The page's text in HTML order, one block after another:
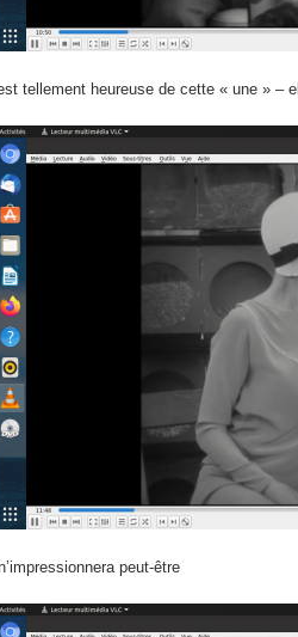
tellement heureuse de cette « une » –
peut-être